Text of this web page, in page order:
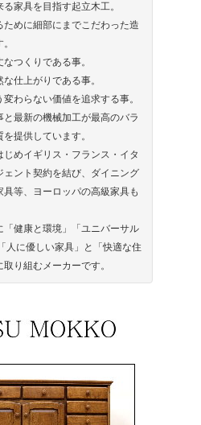
家具を目指す起立木工。
めに細部にまでこだわった造
つくりである事。
仕上がりである事。
わらない価値を追求する事。
最新の機械加工が最高のバラ
提供しています。
めイギリス・フランス・イタ
ェント契約を結び、ダイニング
等、ヨーロッパの高級家具も
「健康と環境」「ユニバーサル
人に優しい家具」と「快適な住
り組むメーカーです。